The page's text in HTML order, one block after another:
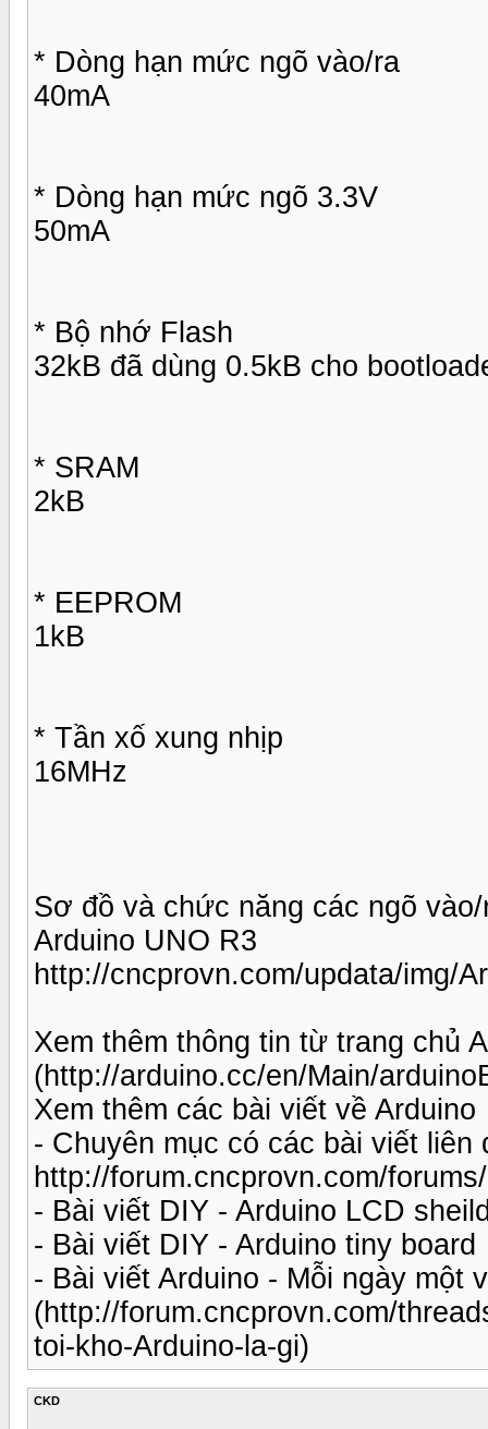
* Dòng hạn mức ngõ vào/ra
40mA
* Dòng hạn mức ngõ 3.3V
50mA
* Bộ nhớ Flash
32kB đã dùng 0.5kB cho
* SRAM
2kB
* EEPROM
1kB
* Tần xố xung nhịp
16MHz
Sơ đồ và chức năng các ngõ
Arduino UNO R3
http://cncprovn.com/updata/img/
Xem thêm thông tin từ trang chủ
(http://arduino.cc/en/Main/
Xem thêm các bài viết về Arduino
- Chuyên mục có các bài viết liên
http://forum.cncprovn.com/
- Bài viết DIY - Arduino LCD
- Bài viết DIY - Arduino tiny board
- Bài viết Arduino - Mỗi ngày một
(http://forum.cncprovn.com/
toi-kho-Arduino-la-gi)
CKD